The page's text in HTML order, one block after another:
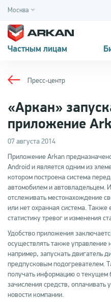
Москва
Частным лицам
Пресс-центр
«Аркан»
приложение
07 августа 2014
Приложение Arkan
Android и является одним из
котором построена система
автомобилем и автовладельцем.
отслеживать местонахождение
или нет охранная система. Также
статистику тревог и изменения
Удобство приложения
осуществлять также
например, запускать двигатель
предпусковым подогревателем.
получать информацию о текущем
зачисления средств, оплачивать
новости компании.